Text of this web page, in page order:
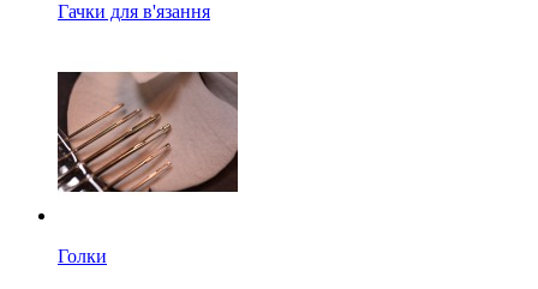
Гачки для в'язання
Голки